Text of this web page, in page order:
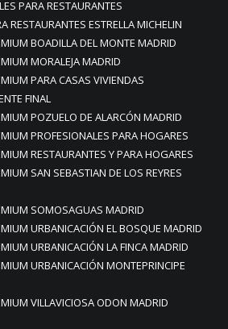
PARA RESTAURANTES
RESTAURANTES ESTRELLA MICHELIN
BOADILLA DEL MONTE MADRID
MORALEJA MADRID
PARA CASAS VIVIENDAS
FINAL
POZUELO DE ALARCÓN MADRID
PROFESIONALES PARA HOGARES
RESTAURANTES Y PARA HOGARES
SAN SEBASTIAN DE LOS REYRES
SOMOSAGUAS MADRID
URBANICACIÓN EL BOSQUE MADRID
URBANICACIÓN LA FINCA MADRID
URBANICACIÓN MONTEPRINCIPE
VILLAVICIOSA ODON MADRID